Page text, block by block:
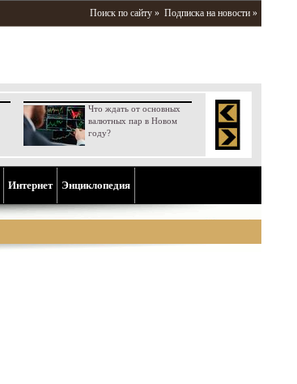
Поиск по сайту » Подписка на новости »
Что ждать от основных
валютных пар в Новом
году?
Интернет Энциклопедия